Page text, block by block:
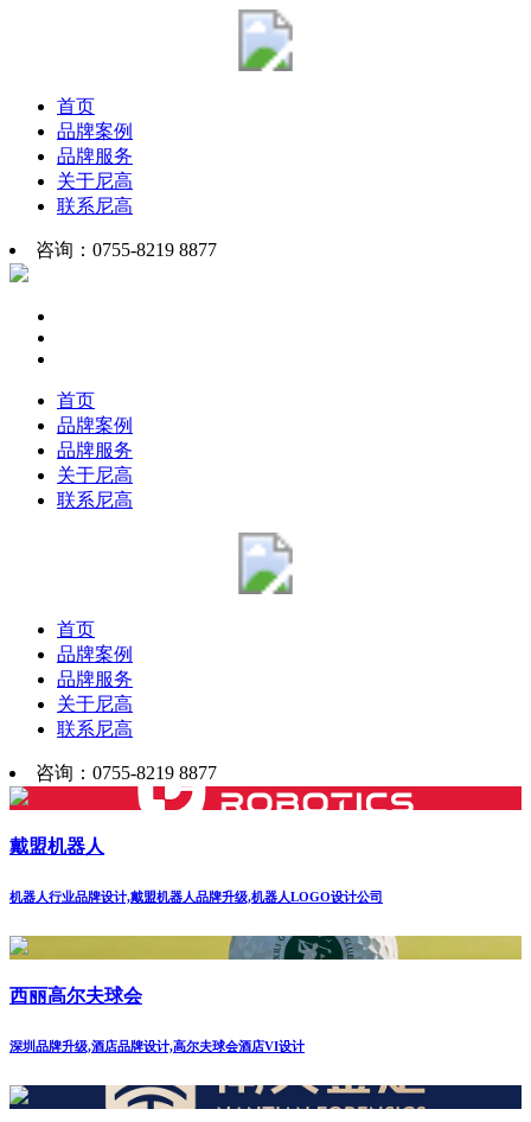
首页
品牌案例
品牌服务
关于尼高
联系尼高
咨询：0755-8219 8877
首页
品牌案例
品牌服务
关于尼高
联系尼高
首页
品牌案例
品牌服务
关于尼高
联系尼高
咨询：0755-8219 8877
戴盟机器人
机器人行业品牌设计,戴盟机器人品牌升级,机器人LOGO设计公司
西丽高尔夫球会
深圳品牌升级,酒店品牌设计,高尔夫球会酒店VI设计